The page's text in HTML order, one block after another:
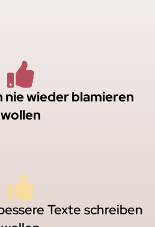
Texte schreiben
nie wieder blamieren
wollen